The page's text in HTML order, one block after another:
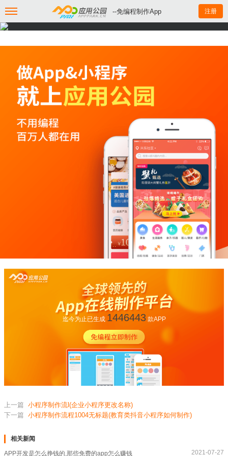
--免编程制作App 注册
迄今为止已生成 1446443款APP
上一篇 小程序制作流l(企业小程序更改名称)
下一篇 小程序制作流程1004无标题(教育类抖音小程序如何制作)
相关新闻
APP开发是怎么挣钱的,那些免费的app怎么赚钱 2021-07-27